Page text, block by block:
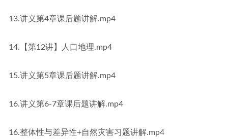
13.讲义第4章课后题讲解.mp4
14.【第12讲】人口地理.mp4
15.讲义第5章课后题讲解.mp4
16.讲义第6-7章课后题讲解.mp4
16.整体性与差异性+自然灾害习题讲解.mp4